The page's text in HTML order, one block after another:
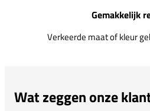
Gemakkelijk
Verkeerde maat of kleur
Wat zeggen onze